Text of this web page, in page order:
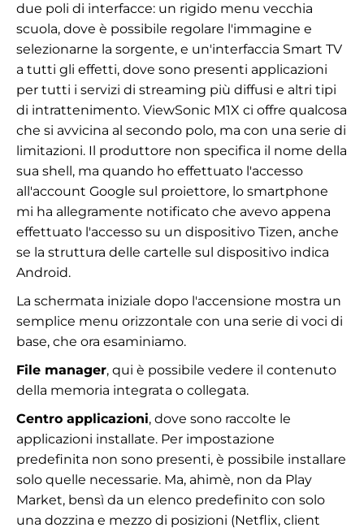
due poli di interfacce: un rigido menu vecchia
scuola, dove è possibile regolare l'immagine e
selezionarne la sorgente, e un'interfaccia Smart TV
a tutti gli effetti, dove sono presenti applicazioni
per tutti i servizi di streaming più diffusi e altri tipi
di intrattenimento. ViewSonic M1X ci offre qualcosa
che si avvicina al secondo polo, ma con una serie di
limitazioni. Il produttore non specifica il nome della
sua shell, ma quando ho effettuato l'accesso
all'account Google sul proiettore, lo smartphone
mi ha allegramente notificato che avevo appena
effettuato l'accesso su un dispositivo Tizen, anche
se la struttura delle cartelle sul dispositivo indica
Android.
La schermata iniziale dopo l'accensione mostra un
semplice menu orizzontale con una serie di voci di
base, che ora esaminiamo.
File manager, qui è possibile vedere il contenuto
della memoria integrata o collegata.
Centro applicazioni, dove sono raccolte le
applicazioni installate. Per impostazione
predefinita non sono presenti, è possibile installare
solo quelle necessarie. Ma, ahimè, non da Play
Market, bensì da un elenco predefinito con solo
una dozzina e mezzo di posizioni (Netflix, client